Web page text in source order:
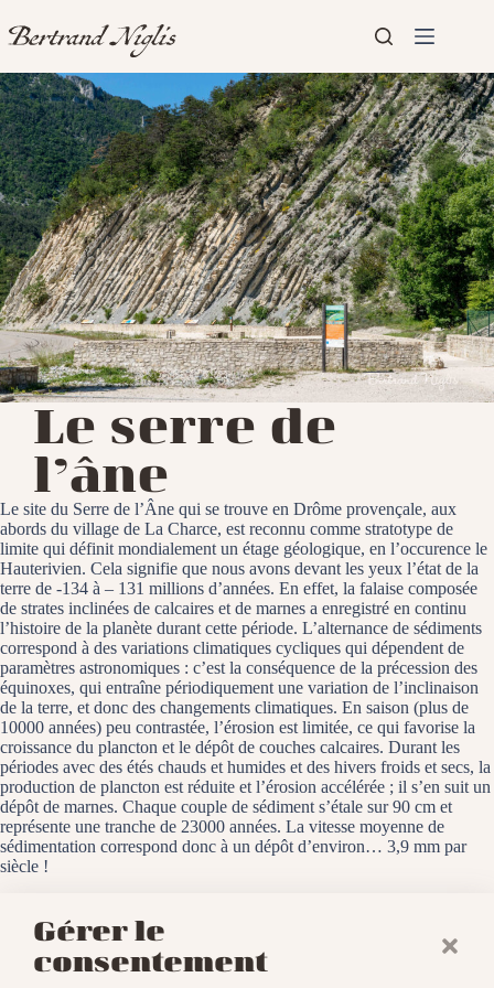
Gérer le
consentement
au
contenu
Aucun
résultat
Accueil
Présentation
Articles
Le serre de
l’âne
Le site du Serre de l’Âne qui se trouve en Drôme provençale, aux
abords du village de La Charce, est reconnu comme stratotype de
limite qui définit mondialement un étage géologique, en l’occurence le
Hauterivien. Cela signifie que nous avons devant les yeux l’état de la
terre de -134 à – 131 millions d’années. En effet, la falaise composée
de strates inclinées de calcaires et de marnes a enregistré en continu
l’histoire de la planète durant cette période. L’alternance de sédiments
correspond à des variations climatiques cycliques qui dépendent de
paramètres astronomiques : c’est la conséquence de la précession des
équinoxes, qui entraîne périodiquement une variation de l’inclinaison
de la terre, et donc des changements climatiques. En saison (plus de
10000 années) peu contrastée, l’érosion est limitée, ce qui favorise la
croissance du plancton et le dépôt de couches calcaires. Durant les
périodes avec des étés chauds et humides et des hivers froids et secs, la
production de plancton est réduite et l’érosion accélérée ; il s’en suit un
dépôt de marnes. Chaque couple de sédiment s’étale sur 90 cm et
représente une tranche de 23000 années. La vitesse moyenne de
sédimentation correspond donc à un dépôt d’environ… 3,9 mm par
siècle !